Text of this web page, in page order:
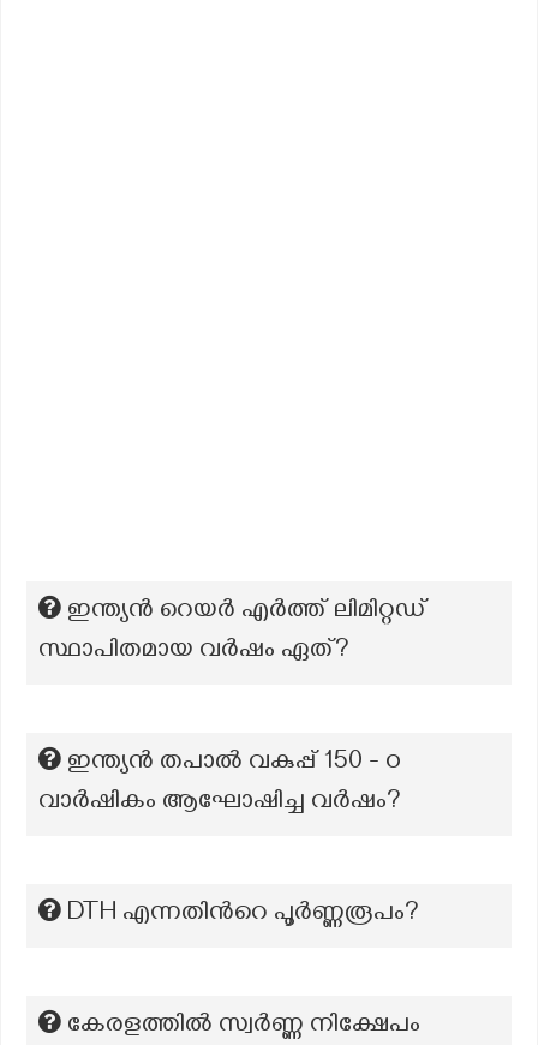
ഇന്ത്യൻ റെയർ എർത്ത് ലിമിറ്റഡ്
സ്ഥാപിതമായ വർഷം ഏത്?
ഇന്ത്യൻ തപാൽ വകുപ്പ് 150 - o
വാർഷികം ആഘോഷിച്ച വർഷം?
DTH എന്നതിന്‍റെ പൂർണ്ണരൂപം?
കേരളത്തിൽ സ്വർണ്ണ നിക്ഷേപം